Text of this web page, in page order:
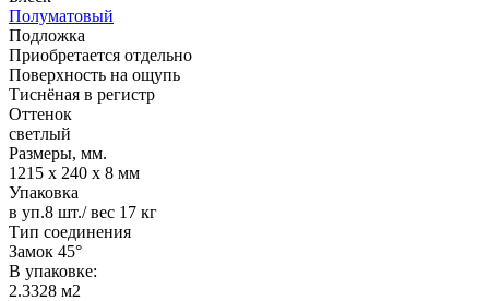
Полуматовый
Подложка
Приобретается отдельно
Поверхность на ощупь
Тиснёная в регистр
Оттенок
светлый
Размеры, мм.
1215 х 240 х 8 мм
Упаковка
в уп.8 шт./ вес 17 кг
Тип соединения
Замок 45°
В упаковке:
2.3328 м2